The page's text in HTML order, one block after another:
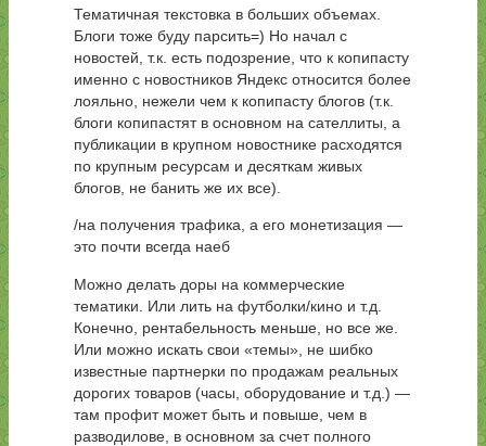
Тематичная текстовка в больших объемах.
Блоги тоже буду парсить=) Но начал с
новостей, т.к. есть подозрение, что к копипасту
именно с новостников Яндекс относится более
лояльно, нежели чем к копипасту блогов (т.к.
блоги копипастят в основном на сателлиты, а
публикации в крупном новостнике расходятся
по крупным ресурсам и десяткам живых
блогов, не банить же их все).
/на получения трафика, а его монетизация —
это почти всегда наеб
Можно делать доры на коммерческие
тематики. Или лить на футболки/кино и т.д.
Конечно, рентабельность меньше, но все же.
Или можно искать свои «темы», не шибко
известные партнерки по продажам реальных
дорогих товаров (часы, оборудование и т.д.) —
там профит может быть и повыше, чем в
разводилове, в основном за счет полного